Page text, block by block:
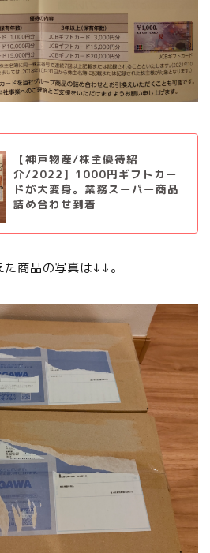
【神戸物産/株主優待紹
介/2022】1000円ギフトカー
ドが大変身。業務スーパー商品
詰め合わせ到着
商品の写真は↓↓。